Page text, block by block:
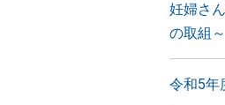
妊婦さ
の取組～
令和5年